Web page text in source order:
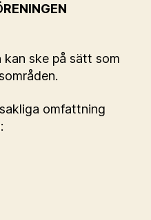
kan ske på sätt som
omfattning